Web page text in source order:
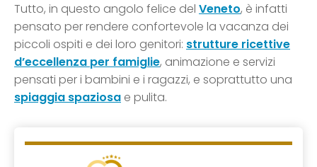
Tutto, in questo angolo felice del Veneto, è infatti
pensato per rendere confortevole la vacanza dei
piccoli ospiti e dei loro genitori: strutture ricettive
d’eccellenza per famiglie, animazione e servizi
pensati per i bambini e i ragazzi, e soprattutto una
spiaggia spaziosa e pulita.